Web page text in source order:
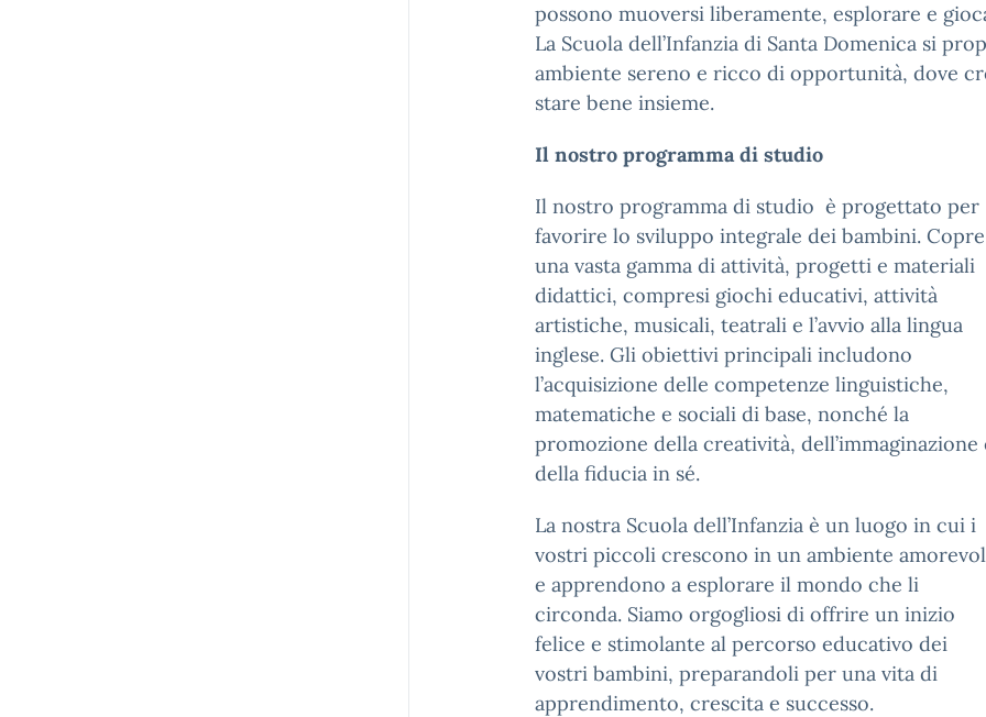
possono muoversi liberamente, esplorare e
La Scuola dell’Infanzia di Santa Domenica si
ambiente sereno e ricco di opportunità, dove
stare bene insieme.
Il nostro programma di studio
Il nostro programma di studio è progettato per
favorire lo sviluppo integrale dei bambini. Copre
una vasta gamma di attività, progetti e materiali
didattici, compresi giochi educativi, attività
artistiche, musicali, teatrali e l’avvio alla lingua
inglese. Gli obiettivi principali includono
l’acquisizione delle competenze linguistiche,
matematiche e sociali di base, nonché la
promozione della creatività, dell’immaginazione
della fiducia in sé.
La nostra Scuola dell’Infanzia è un luogo in cui i
vostri piccoli crescono in un ambiente
e apprendono a esplorare il mondo che li
circonda. Siamo orgogliosi di offrire un inizio
felice e stimolante al percorso educativo dei
vostri bambini, preparandoli per una vita di
apprendimento, crescita e successo.